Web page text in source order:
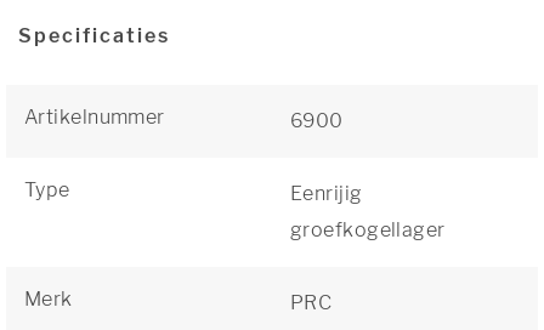
Specificaties
Artikelnummer 6900
Type
Eenrijig
groefkogellager
Merk PRC